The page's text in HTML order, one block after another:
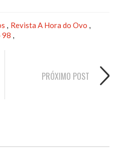
, Revista A Hora do Ovo ,
98 ,
PRÓXIMO POST